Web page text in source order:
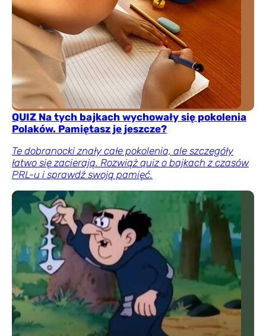
QUIZ Na tych bajkach wychowały się pokolenia
Polaków. Pamiętasz je jeszcze?
Te dobranocki znały całe pokolenia, ale szczegóły
łatwo się zacierają. Rozwiąż quiz o bajkach z czasów
PRL-u i sprawdź swoją pamięć.